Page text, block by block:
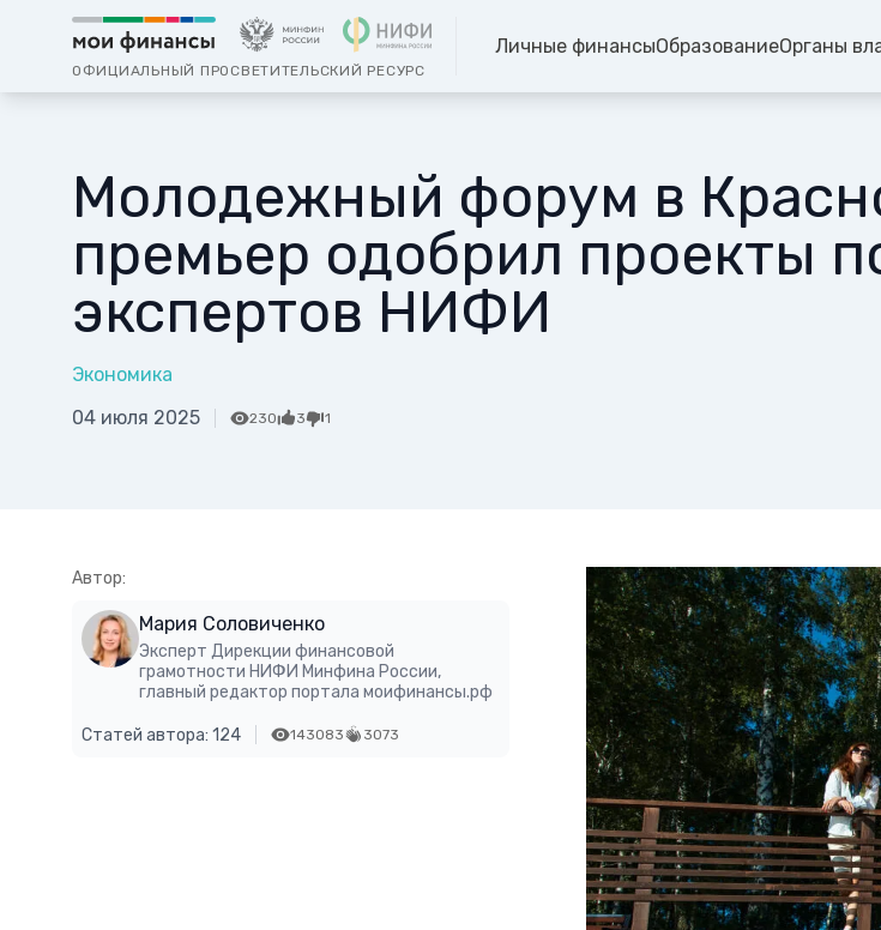
ОФИЦИАЛЬНЫЙ ПРОСВЕТИТЕЛЬСКИЙ РЕСУРС
Личные финансыОбразованиеОрганы
Молодежный форум в
премьер одобрил проекты
экспертов НИФИ
Экономика
04 июля 2025
230 3 1
Автор:
Мария Соловиченко
Эксперт Дирекции финансовой
грамотности НИФИ Минфина России,
главный редактор портала моифинансы.рф
Статей автора: 124 143083 3073